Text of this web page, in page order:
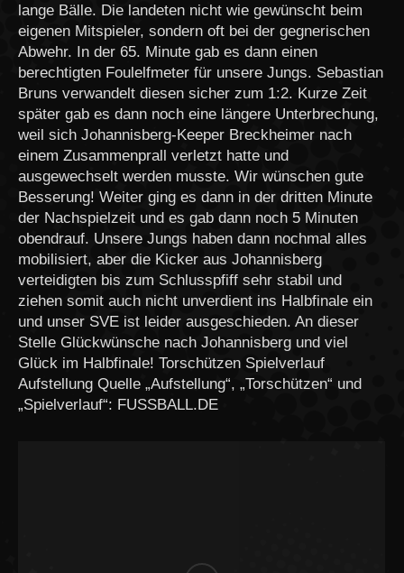
lange Bälle. Die landeten nicht wie gewünscht beim
eigenen Mitspieler, sondern oft bei der gegnerischen
Abwehr. In der 65. Minute gab es dann einen
berechtigten Foulelfmeter für unsere Jungs. Sebastian
Bruns verwandelt diesen sicher zum 1:2. Kurze Zeit
später gab es dann noch eine längere Unterbrechung,
weil sich Johannisberg-Keeper Breckheimer nach
einem Zusammenprall verletzt hatte und
ausgewechselt werden musste. Wir wünschen gute
Besserung! Weiter ging es dann in der dritten Minute
der Nachspielzeit und es gab dann noch 5 Minuten
obendrauf. Unsere Jungs haben dann nochmal alles
mobilisiert, aber die Kicker aus Johannisberg
verteidigten bis zum Schlusspfiff sehr stabil und
ziehen somit auch nicht unverdient ins Halbfinale ein
und unser SVE ist leider ausgeschieden. An dieser
Stelle Glückwünsche nach Johannisberg und viel
Glück im Halbfinale! Torschützen Spielverlauf
Aufstellung Quelle „Aufstellung“, „Torschützen“ und
„Spielverlauf“: FUSSBALL.DE